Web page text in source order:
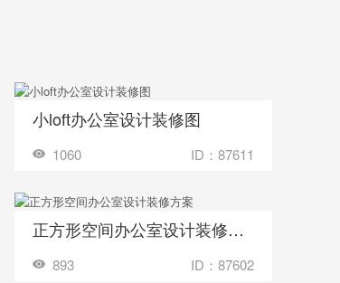
收藏 装修成这样要花多少钱？
小loft办公室设计装修图
1060 ID：87611
收藏 装修成这样要花多少钱？
正方形空间办公室设计装修方案
893 ID：87602